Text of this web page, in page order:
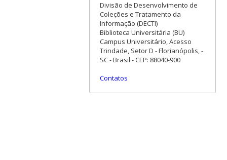
Divisão de Desenvolvimento de
Coleções e Tratamento da
Informação (DECTI)
Biblioteca Universitária (BU)
Campus Universitário, Acesso
Trindade, Setor D - Florianópolis, -
SC - Brasil - CEP: 88040-900
Contatos